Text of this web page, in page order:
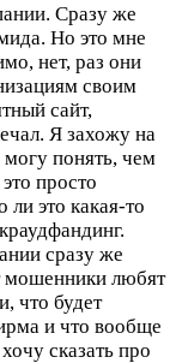
Сразу же
Но это мне
нет, раз они
своим
сайт,
Я захожу на
понять, чем
просто
ли это какая-то
сразу же
мошенники любят
что будет
и что вообще
сказать про